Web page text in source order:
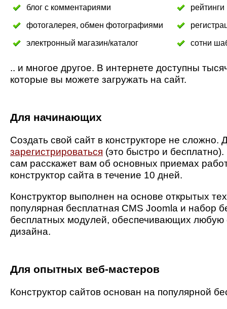
блог с комментариями
фотогалерея, обмен фотографиями
электронный магазин/каталог сотни
.. и многое другое. В интернете доступны
которые вы можете загружать на сайт.
Для начинающих
Создать свой сайт в конструкторе не
зарегистрироваться (это быстро и
сам расскажет вам об основных приемах
конструктор сайта в течение 10 дней.
Конструктор выполнен на основе открытых
популярная бесплатная CMS Joomla и набор
бесплатных модулей, обеспечивающих
дизайна.
Для опытных веб-мастеров
Конструктор сайтов основан на популярной